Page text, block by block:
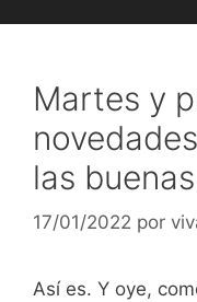
Martes y
las
17/01/2022 por
Así es. Y oye,